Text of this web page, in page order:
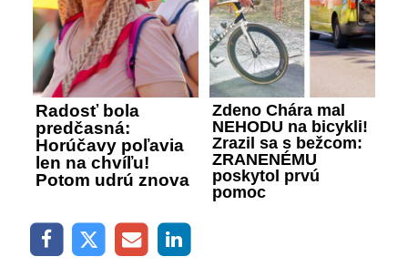
Radosť bola
predčasná:
Horúčavy poľavia
len na chvíľu!
Potom udrú znova
Zdeno Chára mal
NEHODU na bicykli!
Zrazil sa s bežcom:
ZRANENÉMU
poskytol prvú
pomoc